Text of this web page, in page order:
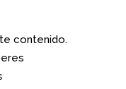
contenido.
eres